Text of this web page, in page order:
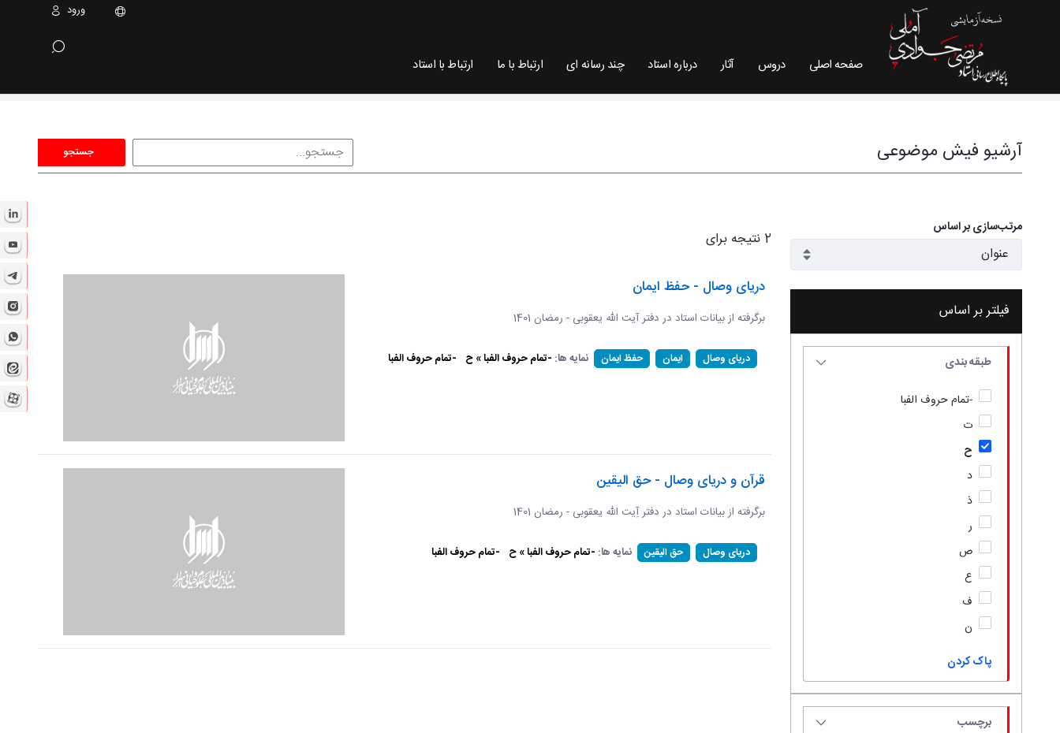
ورود
صفحه اصلی دروس آثار درباره استاد چند رسانه ای ارتباط با ما ارتباط با استاد
آرشیو فیش موضوعی
جستجو
مرتب‌سازی بر اساس
فیلتر بر اساس
طبقه بندی
-تمام حروف الفبا
ت
ح
د
ذ
ر
ص
ع
ف
ن
پاک کردن
برچسب
2 نتیجه برای
دریای وصال - حفظ ایمان
برگرفته از بیانات استاد در دفتر آیت الله یعقوبی - رمضان 1401
دریای وصال ایمان حفظ ایمان نمایه ها: -تمام حروف الفبا » ح -تمام حروف الفبا
قرآن و دریای وصال - حق الیقین
برگرفته از بیانات استاد در دفتر آِیت الله یعقوبی - رمضان 1401
دریای وصال حق الیقین نمایه ها: -تمام حروف الفبا » ح -تمام حروف الفبا